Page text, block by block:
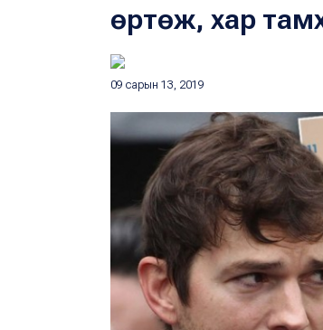
өртөж, хар
09 сарын 13, 2019